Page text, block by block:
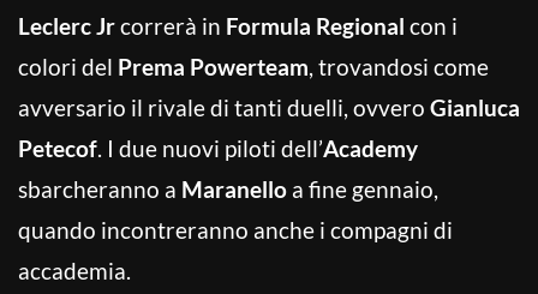
Leclerc Jrcorrerà in Formula Regional con i
colori del Prema Powerteam, trovandosi come
avversario il rivale di tanti duelli, ovvero Gianluca
Petecof. I due nuovi piloti dell’Academy
sbarcheranno a Maranello a fine gennaio,
quando incontreranno anche i compagni di
accademia.